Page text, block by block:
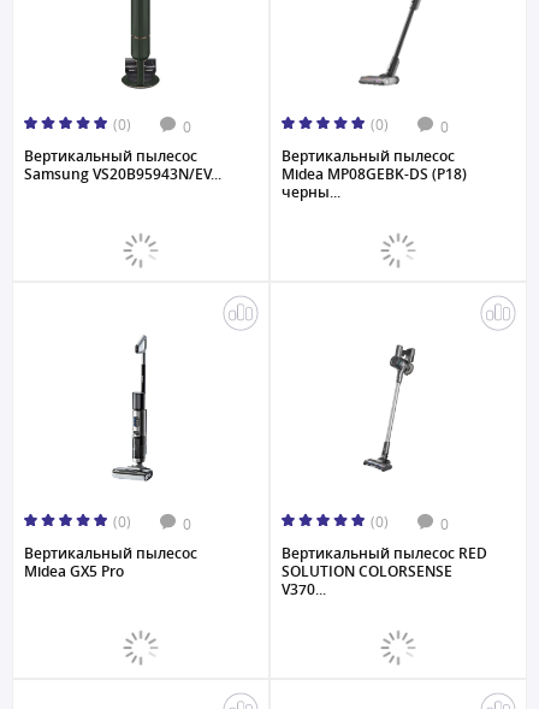
(0) 0
Вертикальный пылесос
Samsung VS20B95943N/EV...
(0) 0
Вертикальный пылесос
Midea MP08GEBK-DS (P18)
черны...
(0) 0
Вертикальный пылесос
Midea GX5 Pro
(0) 0
Вертикальный пылесос RED
SOLUTION COLORSENSE
V370...